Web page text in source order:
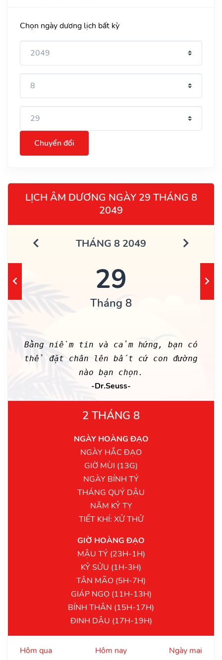
Chọn ngày dương lịch bất kỳ
Chuyển đổi
LỊCH ÂM DƯƠNG NGÀY 29 THÁNG 8
2049
THÁNG 8 2049
29
Tháng 8
Bằng niềm tin và cảm hứng, bạn có
thể đặt chân lên bất cứ con đường
nào bạn chọn.
-Dr.Seuss-
2 THÁNG 8
NGÀY HOÀNG ĐẠO
NGÀY HẮC ĐẠO
GIỜ MÙI (13G)
NGÀY BÍNH TÝ
THÁNG QUÝ DẬU
NĂM KỶ TỴ
TIẾT KHÍ: XỬ THỬ
GIỜ HOÀNG ĐẠO
MẬU TÝ (23H-1H)
KỶ SỬU (1H-3H)
TÂN MÃO (5H-7H)
GIÁP NGỌ (11H-13H)
BÍNH THÂN (15H-17H)
ĐINH DẬU (17H-19H)
Hôm qua Hôm nay Ngày mai